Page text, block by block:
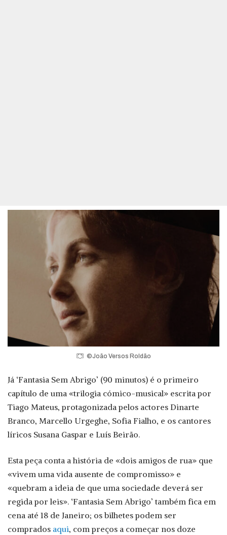
©João Versos Roldão
Já ‘Fantasia Sem Abrigo’ (90 minutos) é o primeiro
capítulo de uma «trilogia cómico-musical» escrita por
Tiago Mateus, protagonizada pelos actores Dinarte
Branco, Marcello Urgeghe, Sofia Fialho, e os cantores
líricos Susana Gaspar e Luís Beirão.
Esta peça conta a história de «dois amigos de rua» que
«vivem uma vida ausente de compromisso» e
«quebram a ideia de que uma sociedade deverá ser
regida por leis». ‘Fantasia Sem Abrigo’ também fica em
cena até 18 de Janeiro; os bilhetes podem ser
comprados aqui, com preços a começar nos doze